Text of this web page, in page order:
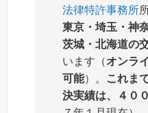
法律特許事務所
東京・埼玉・神
茨城・北海道の
います（オンラ
可能）。
これま
決実績は、４０